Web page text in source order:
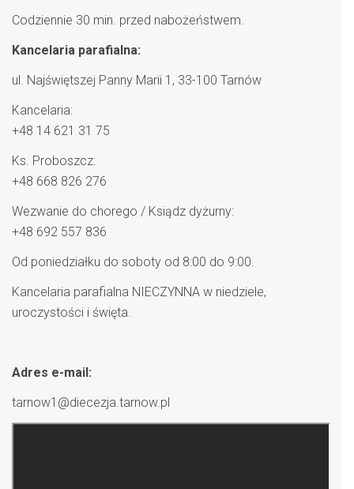
Codziennie 30 min. przed nabożeństwem.
Kancelaria parafialna:
ul. Najświętszej Panny Marii 1, 33-100 Tarnów
Kancelaria:
+48 14 621 31 75
Ks. Proboszcz:
+48 668 826 276
Wezwanie do chorego / Ksiądz dyżurny:
+48 692 557 836
Od poniedziałku do soboty od 8:00 do 9:00.
Kancelaria parafialna NIECZYNNA w niedziele,
uroczystości i święta.
Adres e-mail:
tarnow1@diecezja.tarnow.pl